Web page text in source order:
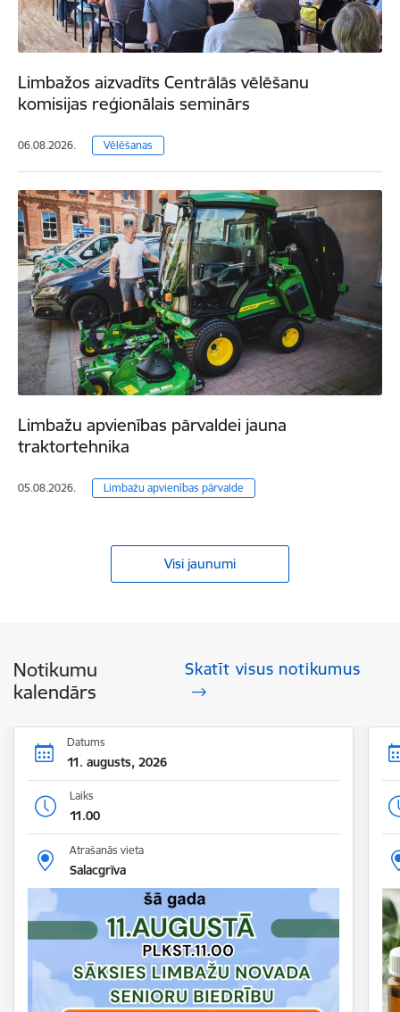
Limbažos aizvadīts Centrālās vēlēšanu
komisijas reģionālais seminārs
06.08.2026. Vēlēšanas
Limbažu apvienības pārvaldei jauna
traktortehnika
05.08.2026. Limbažu apvienības pārvalde
Visi jaunumi
Notikumu
kalendārs
Skatīt visus notikumus
Datums
11. augusts, 2026
Laiks
11.00
Atrašanās vieta
Salacgrīva